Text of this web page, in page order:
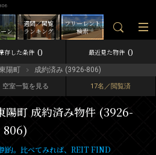
フリーレント
検索
週間／閲覧
ランキング
ン
存した条件 0 最近見た物件 0
陽町 成約済み (3926-806)
空室一覧を見る 17名／閲覧済
陽町 成約済み物件 (3926-
806)
的。比べてみれば、REIT FIND